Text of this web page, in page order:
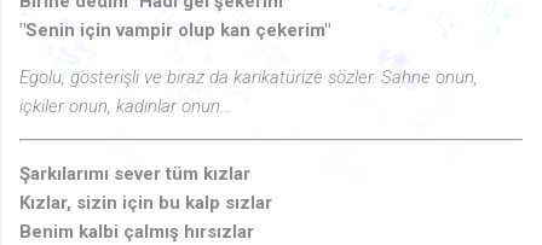
"Senin için vampir olup kan çekerim"
Egolu, gösterişli ve biraz da karikatürize sözler. Sahne onun,
içkiler onun, kadınlar onun...
Şarkılarımı sever tüm kızlar
Kızlar, sizin için bu kalp sızlar
Benim kalbi çalmış hırsızlar
♬
♫
♪
♩
♫
♫
🎶
🎶
♬
♫
♪
♩
♩ ♪ ♬
♬ ♩
🎶
🎵
🎵
🎶
♪ 🎵
♬
♫
♪